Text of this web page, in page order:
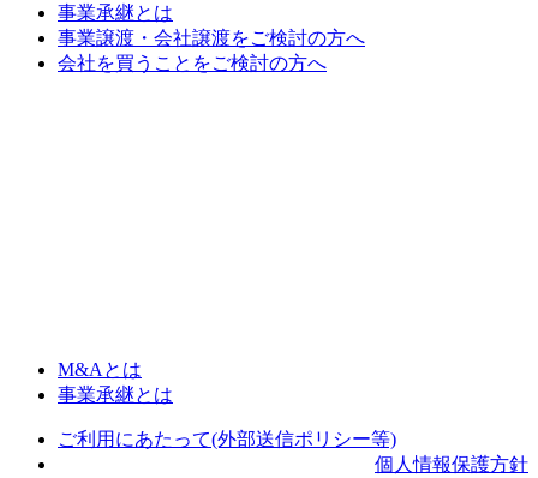
事業承継とは
事業譲渡・会社譲渡をご検討の方へ
会社を買うことをご検討の方へ
M&Aとは
事業承継とは
ご利用にあたって(外部送信ポリシー等)
個人情報保護方針